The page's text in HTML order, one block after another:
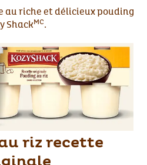
au riche et délicieux pouding
ShackMC.
riz recette